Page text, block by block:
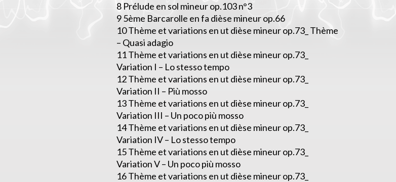
8 Prélude en sol mineur op.103 n°3
9 5ème Barcarolle en fa dièse mineur op.66
10 Thème et variations en ut dièse mineur op.73_ Thème
– Quasi adagio
11 Thème et variations en ut dièse mineur op.73_
Variation I – Lo stesso tempo
12 Thème et variations en ut dièse mineur op.73_
Variation II – Più mosso
13 Thème et variations en ut dièse mineur op.73_
Variation III – Un poco più mosso
14 Thème et variations en ut dièse mineur op.73_
Variation IV – Lo stesso tempo
15 Thème et variations en ut dièse mineur op.73_
Variation V – Un poco più mosso
16 Thème et variations en ut dièse mineur op.73_